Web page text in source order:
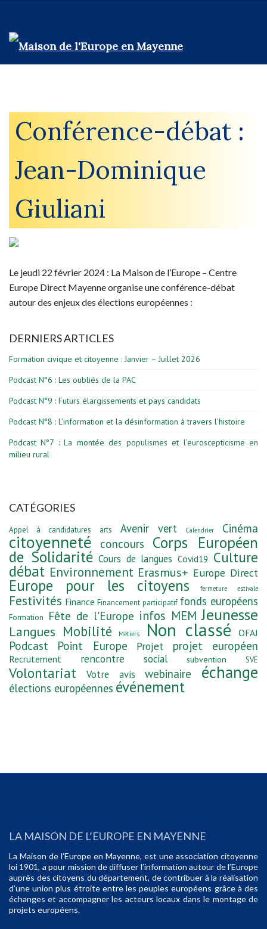
Conférence-débat :
Jean-Dominique
Giuliani
Le jeudi 22 février 2024 : La Maison de l’Europe – Centre
Europe Direct Mayenne organise une conférence-débat
autour des enjeux des élections européennes :
DERNIERS ARTICLES
Formation civique et citoyenne : Janvier – Juillet 2026
Podcast N°6 : Les oubliés de la PAC
Podcast N°9 : Futurs élargissements et pays candidats
Podcast N°8 : L’information et la désinformation à travers l’histoire
Podcast N°7 : La montée des populismes et l’euroscepticisme en
milieu rural
CATÉGORIES
Appel à candidatures arts Avenir vert Calendrier Cinéma
citoyenneté concours Corps Européen
de Solidarité Cours de langues Covid19 Culture
débat Environnement Erasmus+ Europe Direct
Europe pour les citoyens fermeture estivale
Festivités Finance Financement participatif fonds européens
Formation Fête de l'Europe infos MEM Jeunesse
Langues Mobilité Métiers Non classé OFAJ
Podcast Point Europe Projet projet européen
Recrutement rencontre social subvention SVE
Volontariat Votre avis webinaire échange
élections européennes événement
LA MAISON DE L’EUROPE EN MAYENNE
La Maison de l’Europe en Mayenne, est une association citoyenne
loi 1901, a pour mission de diffuser l’information autour de l’Europe
auprès des citoyens du département, de contribuer à la réalisation
d’une union plus étroite entre les peuples européens grâce à des
échanges et accompagner les acteurs locaux dans le montage de
projets européens.